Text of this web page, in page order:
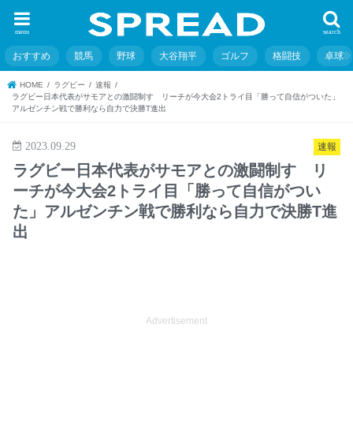
search
menu
おすすめ 競馬 野球 大谷翔平 ゴルフ 格闘技 卓球
HOME ラグビー
速報
ラグビー日本代表がサモアとの激闘制す リーチが今大会2トライ目「勝って自信がついた」
アルゼンチン戦で勝利なら自力で決勝T進出
速報
2023.09.29
ラグビー日本代表がサモアとの激闘制す リ
ーチが今大会2トライ目「勝って自信がつい
た」アルゼンチン戦で勝利なら自力で決勝T進
出
Advertisement